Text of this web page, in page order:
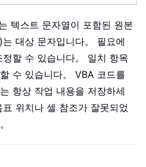
텍스트 문자열이 포함된 원본
는 대상 문자입니다。 필요에
할 수 있습니다。 일치 항목
수 있습니다。 VBA 코드를
항상 작업 내용을 저장하세
위치나 셀 참조가 잘못되었